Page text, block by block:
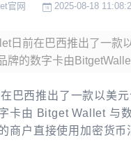
官网 2025-08-18
日前在巴西推出了一款
牌的数字卡由
巴西推出了一款以美
卡由 Bitget Wallet 与
商户直接使用加密货币